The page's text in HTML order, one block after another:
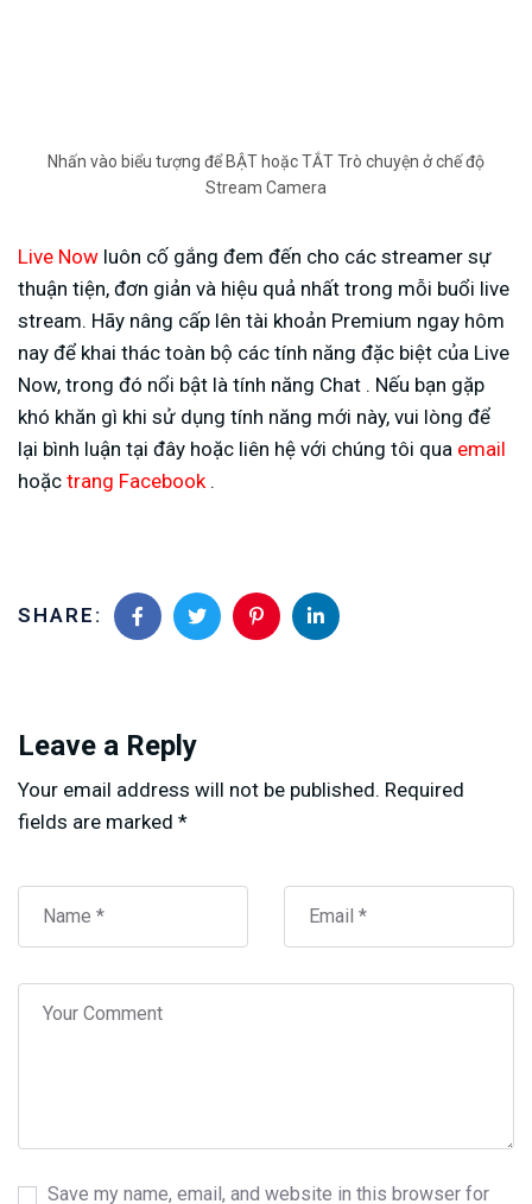
Nhấn vào biểu tượng để BẬT hoặc TẮT Trò chuyện ở chế độ
Stream Camera
Live Now luôn cố gắng đem đến cho các streamer sự
thuận tiện, đơn giản và hiệu quả nhất trong mỗi buổi live
stream. Hãy nâng cấp lên tài khoản Premium ngay hôm
nay để khai thác toàn bộ các tính năng đặc biệt của Live
Now, trong đó nổi bật là tính năng Chat . Nếu bạn gặp
khó khăn gì khi sử dụng tính năng mới này, vui lòng để
lại bình luận tại đây hoặc liên hệ với chúng tôi qua email
hoặc trang Facebook .
SHARE:
Leave a Reply
Your email address will not be published. Required
fields are marked *
Save my name, email, and website in this browser for